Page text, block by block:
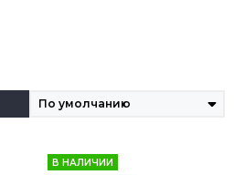
В НАЛИЧИИ